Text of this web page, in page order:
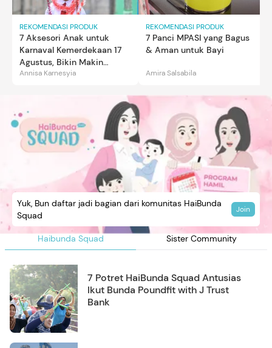
REKOMENDASI PRODUK
7 Aksesori Anak untuk
Karnaval Kemerdekaan 17
Agustus, Bikin Makin
Gemas
Annisa Karnesyia
REKOMENDASI PRODUK
7 Panci MPASI yang Bagus
& Aman untuk Bayi
Amira Salsabila
Haibunda Squad Sister Community
Yuk, Bun daftar jadi bagian dari komunitas HaiBunda
Squad
Join
7 Potret HaiBunda Squad Antusias
Ikut Bunda Poundfit with J Trust
Bank